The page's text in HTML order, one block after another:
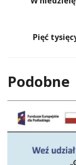
Pięć
Podobne